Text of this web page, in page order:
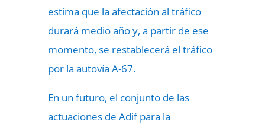
estima que la afectación al tráfico
durará medio año y, a partir de ese
momento, se restablecerá el tráfico
por la autovía A-67.
En un futuro, el conjunto de las
actuaciones de Adif para la